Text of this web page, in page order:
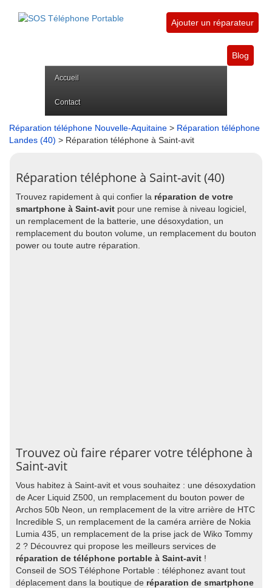
Ajouter un réparateur
Blog
Accueil
Contact
Réparation téléphone Nouvelle-Aquitaine > Réparation téléphone
Landes (40) > Réparation téléphone à Saint-avit
Réparation téléphone à Saint-avit (40)
Trouvez rapidement à qui confier la réparation de votre
smartphone à Saint-avit pour une remise à niveau logiciel,
un remplacement de la batterie, une désoxydation, un
remplacement du bouton volume, un remplacement du bouton
power ou toute autre réparation.
Trouvez où faire réparer votre téléphone à
Saint-avit
Vous habitez à Saint-avit et vous souhaitez : une désoxydation
de Acer Liquid Z500, un remplacement du bouton power de
Archos 50b Neon, un remplacement de la vitre arrière de HTC
Incredible S, un remplacement de la caméra arrière de Nokia
Lumia 435, un remplacement de la prise jack de Wiko Tommy
2 ? Découvrez qui propose les meilleurs services de
réparation de téléphone portable à Saint-avit !
Conseil de SOS Téléphone Portable : téléphonez avant tout
déplacement dans la boutique de réparation de smartphone